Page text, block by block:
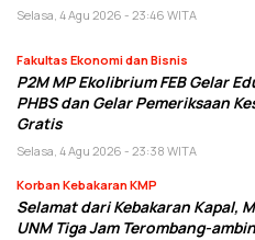
Selasa, 4 Agu 2026 - 23:46 WITA
Fakultas Ekonomi dan Bisnis
P2M MP Ekolibrium FEB Gelar
PHBS dan Gelar Pemeriksaan
Gratis
Selasa, 4 Agu 2026 - 23:38 WITA
Korban Kebakaran KMP
Selamat dari Kebakaran Kapal,
UNM Tiga Jam Terombang-